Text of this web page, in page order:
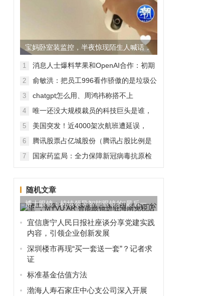
宝妈卧室装监控，半夜惊现陌生人喊话，
警方已介入调查
1
消息人士爆料苹果和OpenAI合作：初期
无现金交易、未来探索分成佣金
2
俞敏洪：把员工996看作骄傲的是垃圾公
司，建议24节气都放假
3
chatgpt怎么用、周鸿祎称搭不上
ChatGPT企业会被淘汰
4
唯一还没大规模裁员的科技巨头是谁，
苹果还能扛多久？
5
美国突发！近4000架次航班遭延误，
2000架次航班被取消
6
腾讯股票占亿城股份（腾讯占股比例是
怎样的？）
7
国家药监局：全力保障新冠病毒抗原检
随机文章
博士眼镜：持续领导智能眼镜的“最后一
公里”，MYVU AR ...
宜信唐宁人民日报社座谈分享党建实践
内容，引领企业创新发展
深圳楼市再现“买一套送一套”？记者求
证
标准基金估值方法
渤海人寿石家庄中心支公司深入开展